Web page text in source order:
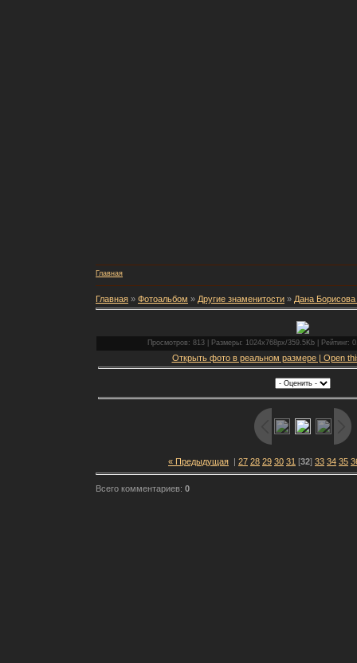
Главная
Главная » Фотоальбом » Другие знаменитости » Дана
Просмотров: 813 | Размеры: 1024x768px/359.5Kb | Рейтинг:
Открыть фото в реальном размере | Open
« Предыдущая | 27 28 29 30 31 [32] 33 34 35
Всего комментариев: 0